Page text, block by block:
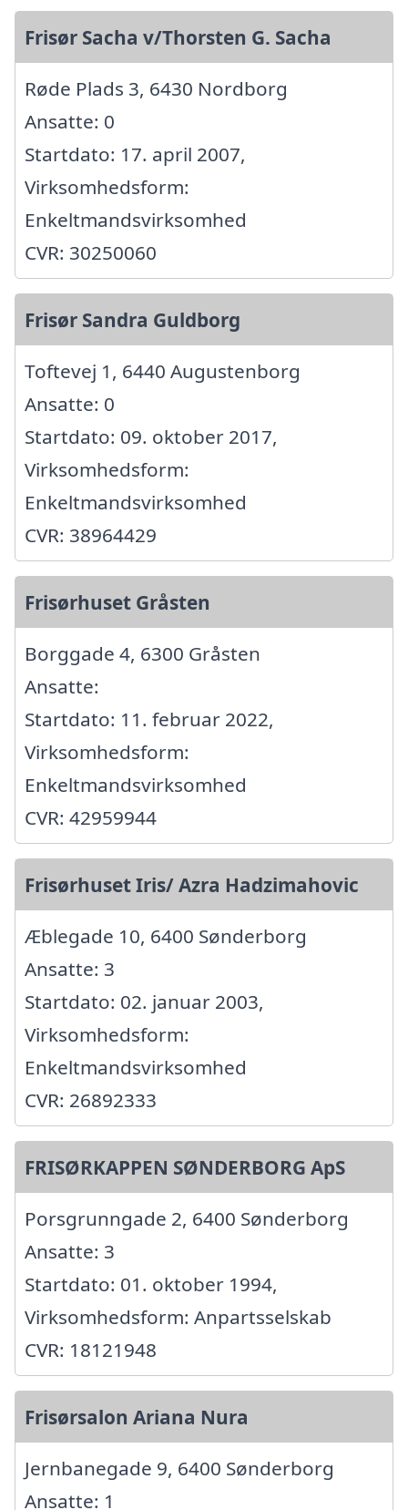
Frisør Sacha v/Thorsten G. Sacha
Røde Plads 3, 6430 Nordborg
Ansatte: 0
Startdato: 17. april 2007,
Virksomhedsform:
Enkeltmandsvirksomhed
CVR: 30250060
Frisør Sandra Guldborg
Toftevej 1, 6440 Augustenborg
Ansatte: 0
Startdato: 09. oktober 2017,
Virksomhedsform:
Enkeltmandsvirksomhed
CVR: 38964429
Frisørhuset Gråsten
Borggade 4, 6300 Gråsten
Ansatte:
Startdato: 11. februar 2022,
Virksomhedsform:
Enkeltmandsvirksomhed
CVR: 42959944
Frisørhuset Iris/ Azra Hadzimahovic
Æblegade 10, 6400 Sønderborg
Ansatte: 3
Startdato: 02. januar 2003,
Virksomhedsform:
Enkeltmandsvirksomhed
CVR: 26892333
FRISØRKAPPEN SØNDERBORG ApS
Porsgrunngade 2, 6400 Sønderborg
Ansatte: 3
Startdato: 01. oktober 1994,
Virksomhedsform: Anpartsselskab
CVR: 18121948
Frisørsalon Ariana Nura
Jernbanegade 9, 6400 Sønderborg
Ansatte: 1